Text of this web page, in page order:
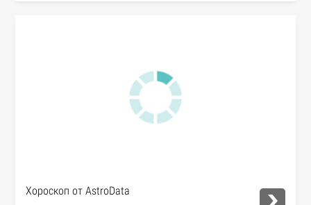
Хороскоп от AstroData